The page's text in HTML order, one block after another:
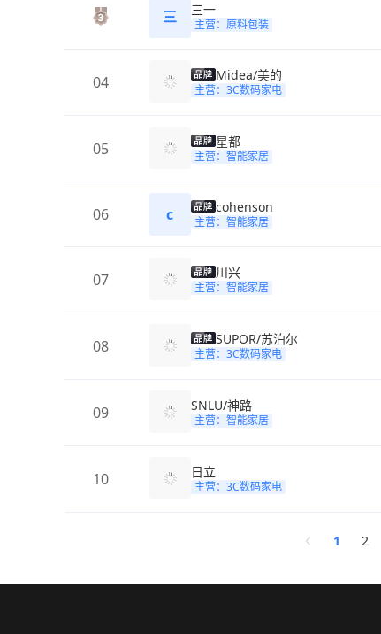
三 三一
主营：原料包装
04 Midea/美的
主营：3C数码家电
05 星都
主营：智能家居
06 c cohenson
主营：智能家居
07 川兴
主营：智能家居
08 SUPOR/苏泊尔
主营：3C数码家电
09 SNLU/神路
主营：智能家居
10 日立
主营：3C数码家电
1 2